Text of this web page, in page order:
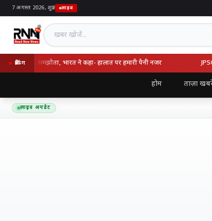
7 अगस्त 2026, शुक्र| लाइव
ब्रेकिंग
का रक्षा समझौता, भारत ने कहा- हालात पर हमारी पैनी नजर JPSC-
होम ताज़ा
लाइव अपडेट
धाम के लिए शिव शक्ति कांवरिया सेवा समिति का जत्था रवाना, ग्रामीणों ने तिलक कर दी